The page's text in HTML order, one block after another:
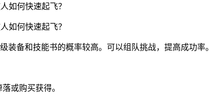
装备和技能书的概率较高。可以组队挑战，提高成功率。
或购买获得。